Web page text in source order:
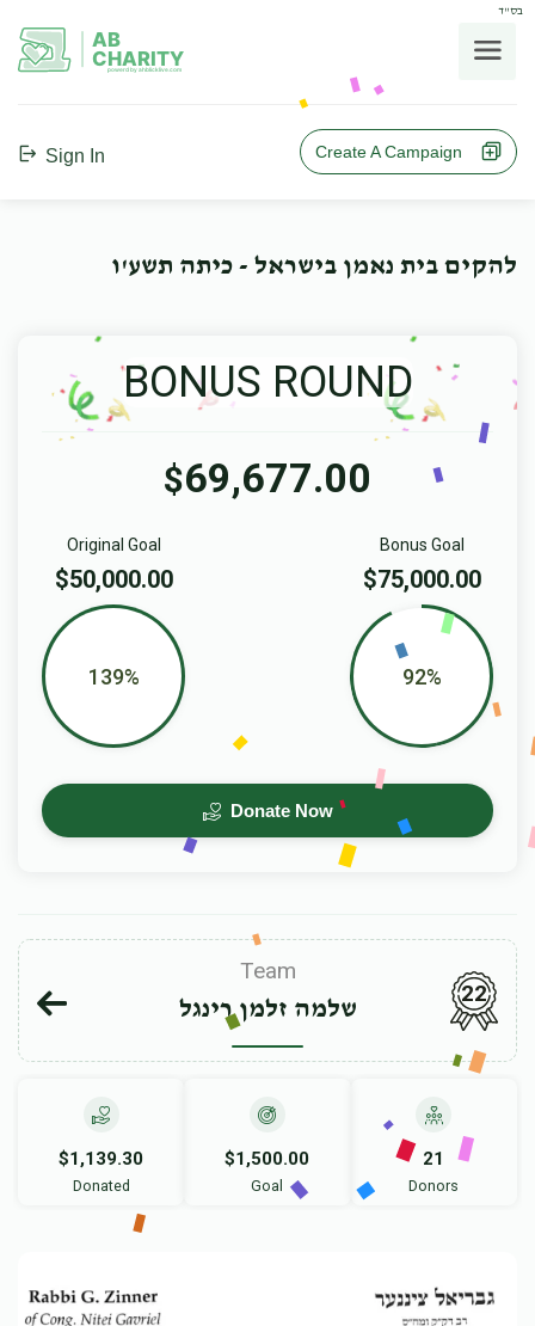
בס"ד
AB
CHARITY
powerd by ahblicklive.com
Sign In Create A Campaign
להקים בית נאמן בישראל - כיתה תשע'ו
BONUS ROUND
$69,677.00
Bonus Goal
$75,000.00
92%
Original Goal
$50,000.00
139%
Donate Now
Team
שלמה זלמן רינגל
22
$1,139.30
Donated
$1,500.00
Goal
21
Donors